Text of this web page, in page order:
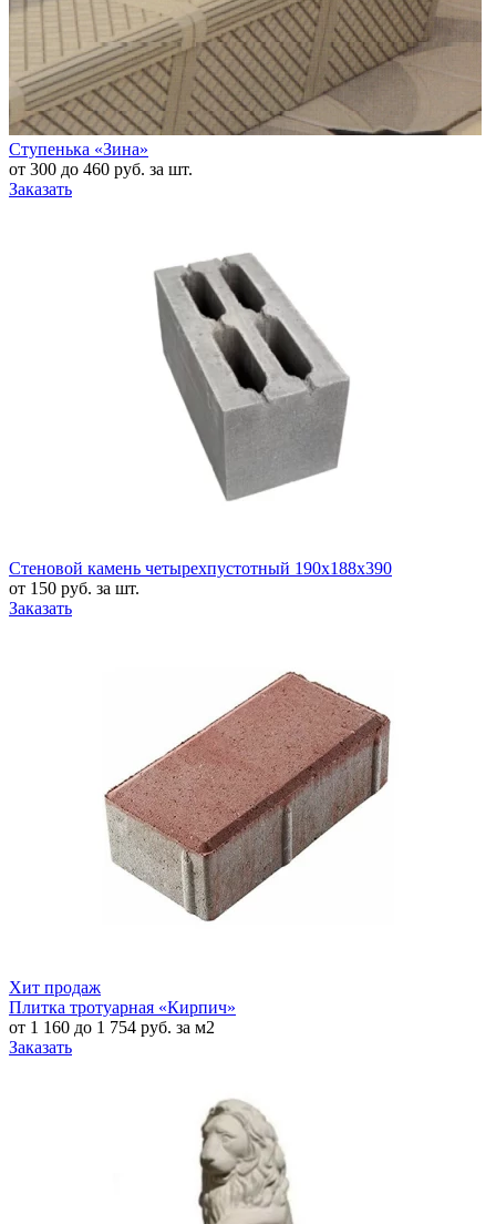
Ступенька «Зина»
от 300 до 460 руб. за шт.
Заказать
Стеновой камень четырехпустотный 190x188x390
от 150 руб. за шт.
Заказать
Хит продаж
Плитка тротуарная «Кирпич»
от 1 160 до 1 754 руб. за м2
Заказать